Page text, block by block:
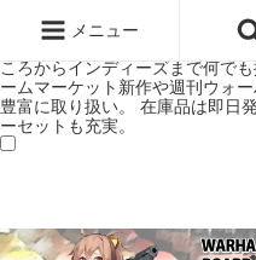
ミアムショップTORAYAMA。通
ハンマーとボードゲームのこと
ころからインディーズまで何で
ームマーケット新作や週刊ウォ
豊富に取り扱い。 在庫品は即日
ーセットも充実。
メニュー